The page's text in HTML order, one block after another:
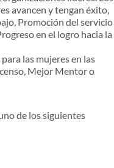
avancen y tengan éxito,
Promoción del servicio
en el logro hacia la
las mujeres en las
Mejor Mentor o
de los siguientes